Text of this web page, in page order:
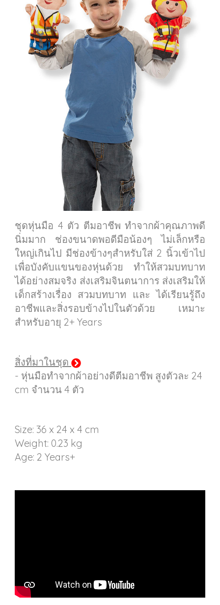
ชุดหุ่นมือ 4 ตัว ตีมอาชีพ ทำจากผ้าคุณภาพดี
นิ่มมาก ช่องขนาดพอดีมือน้องๆ ไม่เล็กหรือ
ใหญ่เกินไป มีช่องข้างๆสำหรับใส่ 2 นิ้วเข้าไป
เพื่อบังคับแขนของหุ่นด้วย ทำให้สวมบทบาท
ได้อย่างสมจริง ส่งเสริมจินตนาการ ส่งเสริมให้
เด็กสร้างเรื่อง สวมบทบาท และ ได้เรียนรู้ถึง
อาชีพและสิ่งรอบข้างไปในตัวด้วย เหมาะ
สำหรับอายุ 2+ Years
สิ่งที่มาในชุด
- หุ่นมือทำจากผ้าอย่างดีตีมอาชีพ สูงตัวละ 24
cm จำนวน 4 ตัว
Size: 36 x 24 x 4 cm
Weight: 0.23 kg
Age: 2 Years+